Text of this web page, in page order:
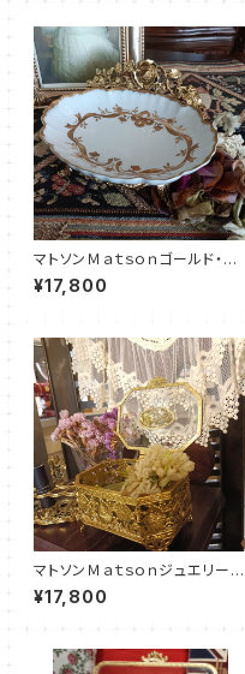
マトソンＭａｔｓｏｎゴールド・ソ
ープディッシュ（MT0022）
¥17,800
マトソンＭａｔｓｏｎジュエリーボ
ックス（MT0024）
¥17,800